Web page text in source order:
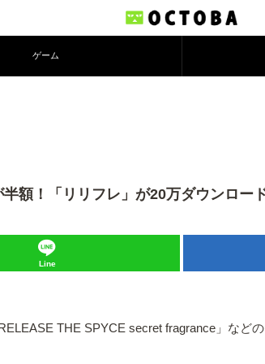
ゲーム
額！「リリフレ」が20万ダウンロー
Line
THE SPYCE secret fragrance」など